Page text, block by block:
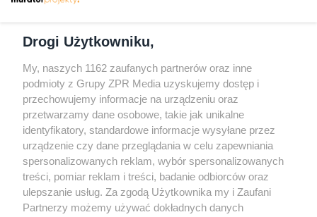
Odwiedź grupę na Facebooku
Gdybym budował drugi raz - mądry Polak
przed budową
Forum Muratora
Drogi Użytkowniku,
My, naszych 1162 zaufanych partnerów oraz inne
podmioty z Grupy ZPR Media uzyskujemy dostęp i
przechowujemy informacje na urządzeniu oraz
przetwarzamy dane osobowe, takie jak unikalne
identyfikatory, standardowe informacje wysyłane przez
urządzenie czy dane przeglądania w celu zapewniania
spersonalizowanych reklam, wybór spersonalizowanych
treści, pomiar reklam i treści, badanie odbiorców oraz
ulepszanie usług. Za zgodą Użytkownika my i Zaufani
Partnerzy możemy używać dokładnych danych